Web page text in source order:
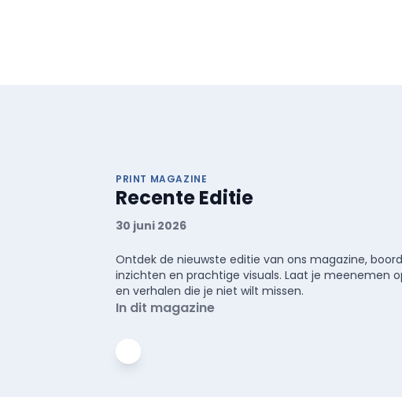
PRINT MAGAZINE
Recente Editie
30 juni 2026
Ontdek de nieuwste editie van ons magazine,
inzichten en prachtige visuals. Laat je meenemen
en verhalen die je niet wilt missen.
In dit magazine